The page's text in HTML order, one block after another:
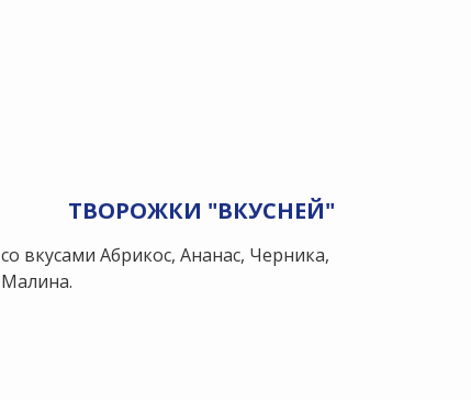
ТВОРОЖКИ "ВКУСНЕЙ"
со вкусами Абрикос, Ананас, Черника,
Малина.